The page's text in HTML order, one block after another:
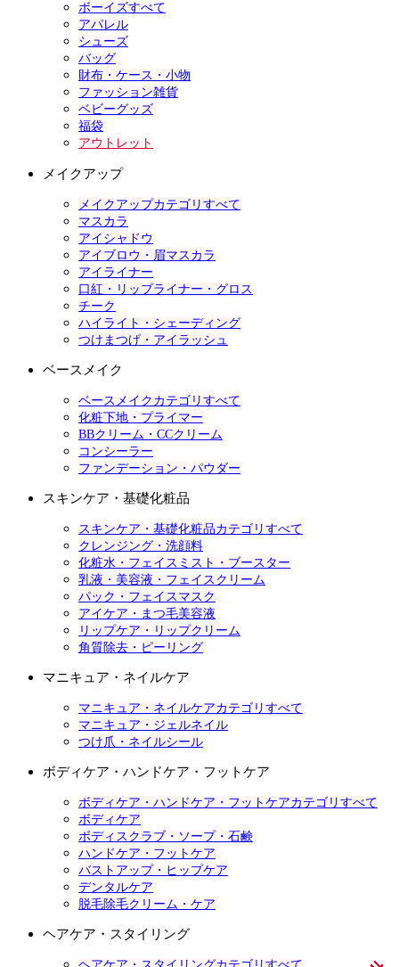
ボーイズすべて
アパレル
シューズ
バッグ
財布・ケース・小物
ファッション雑貨
ベビーグッズ
福袋
アウトレット
メイクアップ
メイクアップカテゴリすべて
マスカラ
アイシャドウ
アイブロウ・眉マスカラ
アイライナー
口紅・リップライナー・グロス
チーク
ハイライト・シェーディング
つけまつげ・アイラッシュ
ベースメイク
ベースメイクカテゴリすべて
化粧下地・プライマー
BBクリーム・CCクリーム
コンシーラー
ファンデーション・パウダー
スキンケア・基礎化粧品
スキンケア・基礎化粧品カテゴリすべて
クレンジング・洗顔料
化粧水・フェイスミスト・ブースター
乳液・美容液・フェイスクリーム
パック・フェイスマスク
アイケア・まつ毛美容液
リップケア・リップクリーム
角質除去・ピーリング
マニキュア・ネイルケア
マニキュア・ネイルケアカテゴリすべて
マニキュア・ジェルネイル
つけ爪・ネイルシール
ボディケア・ハンドケア・フットケア
ボディケア・ハンドケア・フットケアカテゴリすべて
ボディケア
ボディスクラブ・ソープ・石鹸
ハンドケア・フットケア
バストアップ・ヒップケア
デンタルケア
脱毛除毛クリーム・ケア
ヘアケア・スタイリング